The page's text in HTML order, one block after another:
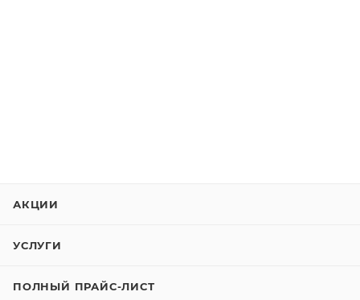
АКЦИИ
УСЛУГИ
ПОЛНЫЙ ПРАЙС-ЛИСТ